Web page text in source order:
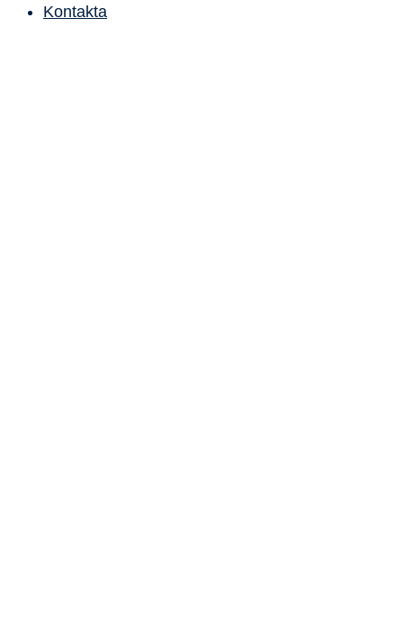
Kontakta